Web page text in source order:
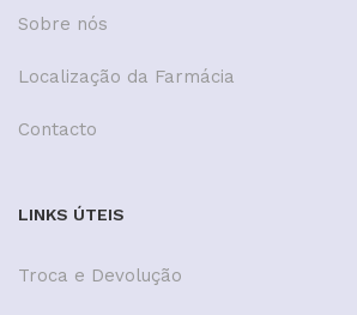
Sobre nós
Localização da Farmácia
Contacto
LINKS ÚTEIS
Troca e Devolução